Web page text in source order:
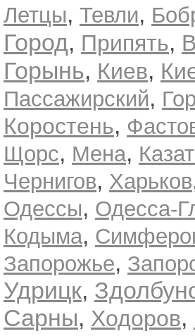
Летцы, Тевли,
Город, Припять,
Горынь, Киев,
Пассажирский,
Коростень,
Щорс, Мена,
Чернигов, Харьков
Одессы, Одесса-
Кодыма,
Запорожье,
Удрицк,
Сарны, Ходоров,